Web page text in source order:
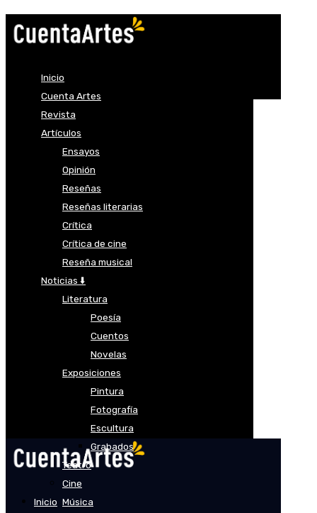
Inicio
Cuenta Artes
Revista
Artículos
Ensayos
Opinión
Reseñas
Reseñas literarias
Crítica
Crítica de cine
Reseña musical
Noticias ⬇️
Literatura
Poesía
Cuentos
Novelas
Exposiciones
Pintura
Fotografía
Escultura
Grabados
Teatro
Cine
Música
Inicio